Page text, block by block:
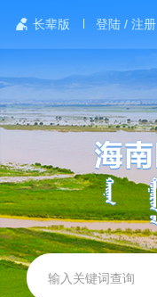
长辈版 登陆 / 注册
网站首页